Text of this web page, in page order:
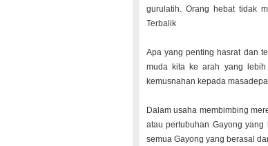
gurulatih. Orang hebat tidak
Terbalik
Apa yang penting hasrat dan
muda kita ke arah yang
kemusnahan kepada
Dalam usaha membimbing
atau pertubuhan Gayong
semua Gayong yang berasal